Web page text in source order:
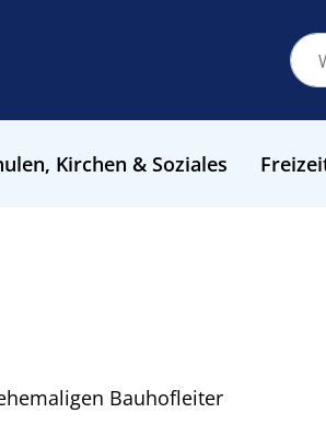
Kirchen & Soziales
Bauhofleiter